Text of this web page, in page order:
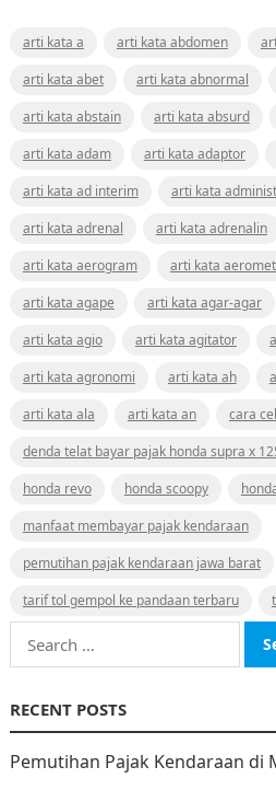
arti kata a arti kata abdomen
arti kata abet
arti kata abnormal
arti kata abstain
arti kata absurd
arti kata adam
arti kata adaptor
arti kata ad interim
arti kata
arti kata adrenal
arti kata adrenalin
arti kata aerogram
arti kata
arti kata agape
arti kata agar-agar
arti kata agio
arti kata agitator
arti kata agronomi
arti kata ah
arti kata ala
arti kata an
cara
denda telat bayar pajak honda supra x
honda revo
honda scoopy
manfaat membayar pajak kendaraan
pemutihan pajak kendaraan jawa barat
tarif tol gempol ke pandaan terbaru
Search
for:
RECENT POSTS
Pemutihan Pajak Kendaraan di